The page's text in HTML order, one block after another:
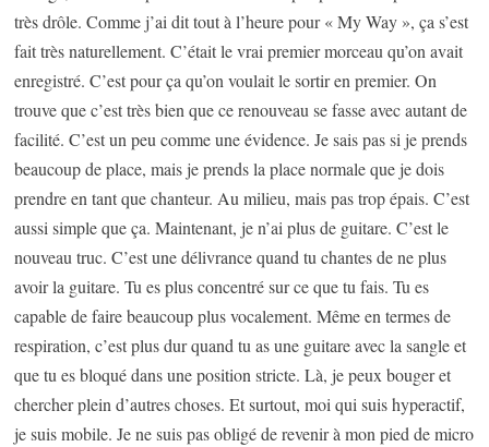
très drôle. Comme j’ai dit tout à l’heure pour « My Way », ça s’est
fait très naturellement. C’était le vrai premier morceau qu’on avait
enregistré. C’est pour ça qu’on voulait le sortir en premier. On
trouve que c’est très bien que ce renouveau se fasse avec autant de
facilité. C’est un peu comme une évidence. Je sais pas si je prends
beaucoup de place, mais je prends la place normale que je dois
prendre en tant que chanteur. Au milieu, mais pas trop épais. C’est
aussi simple que ça. Maintenant, je n’ai plus de guitare. C’est le
nouveau truc. C’est une délivrance quand tu chantes de ne plus
avoir la guitare. Tu es plus concentré sur ce que tu fais. Tu es
capable de faire beaucoup plus vocalement. Même en termes de
respiration, c’est plus dur quand tu as une guitare avec la sangle et
que tu es bloqué dans une position stricte. Là, je peux bouger et
chercher plein d’autres choses. Et surtout, moi qui suis hyperactif,
je suis mobile. Je ne suis pas obligé de revenir à mon pied de micro